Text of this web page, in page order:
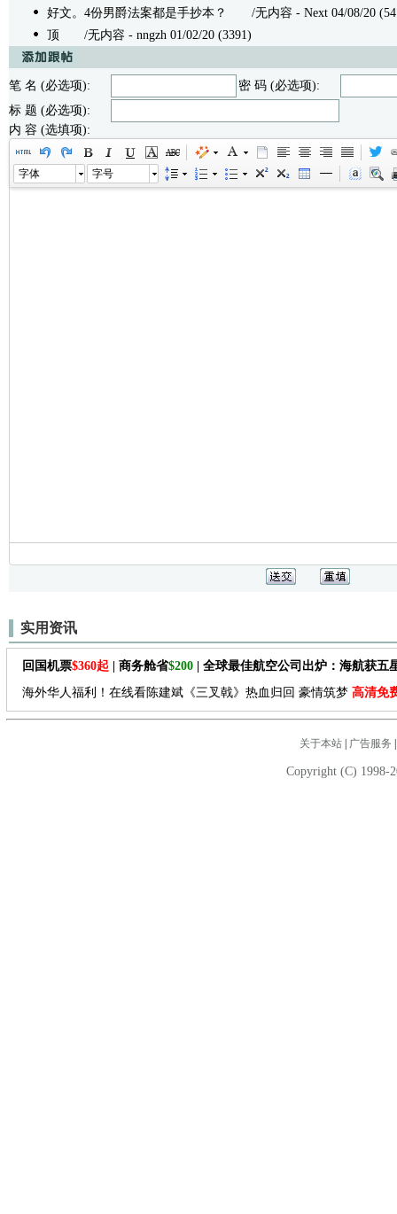
好文。4份男爵法案都是手抄本？
/无内容 - Next 04/08/20
顶 /无内容 - nngzh 01/02/20 (3391)
笔 名 (必选项):
密 码 (必选项):
标 题 (必选项):
内 容 (选填项):
字体 字号
实用资讯
回国机票$360起 | 商务舱省$200 | 全球最佳航空公司出炉：海航获五
海外华人福利！在线看陈建斌《三叉戟》热血归回 豪情筑梦 高清免
关于本站| 广告服务
Copyright (C) 1998-